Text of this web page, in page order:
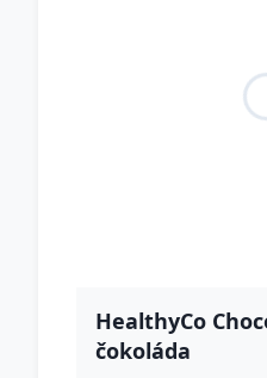
HealthyCo
čokoláda